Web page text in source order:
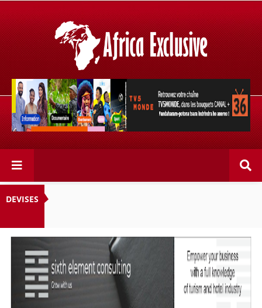
Retrouvez votre chaîne @TV5MONDE, dans les bouquets
CANAL+ 36 . Fandaharam-potoana tsara indrindra ho
anareo!
DEVISES